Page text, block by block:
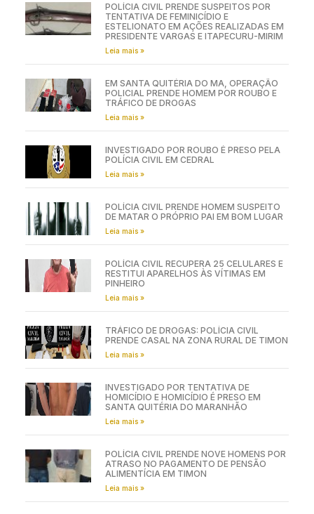
POLÍCIA CIVIL PRENDE SUSPEITOS POR
TENTATIVA DE FEMINICÍDIO E
ESTELIONATO EM AÇÕES REALIZADAS EM
PRESIDENTE VARGAS E ITAPECURU-MIRIM
Leia mais »
EM SANTA QUITÉRIA DO MA, OPERAÇÃO
POLICIAL PRENDE HOMEM POR ROUBO E
TRÁFICO DE DROGAS
Leia mais »
INVESTIGADO POR ROUBO É PRESO PELA
POLÍCIA CIVIL EM CEDRAL
Leia mais »
POLÍCIA CIVIL PRENDE HOMEM SUSPEITO
DE MATAR O PRÓPRIO PAI EM BOM LUGAR
Leia mais »
POLÍCIA CIVIL RECUPERA 25 CELULARES E
RESTITUI APARELHOS ÀS VÍTIMAS EM
PINHEIRO
Leia mais »
TRÁFICO DE DROGAS: POLÍCIA CIVIL
PRENDE CASAL NA ZONA RURAL DE TIMON
Leia mais »
INVESTIGADO POR TENTATIVA DE
HOMICÍDIO E HOMICÍDIO É PRESO EM
SANTA QUITÉRIA DO MARANHÃO
Leia mais »
POLÍCIA CIVIL PRENDE NOVE HOMENS POR
ATRASO NO PAGAMENTO DE PENSÃO
ALIMENTÍCIA EM TIMON
Leia mais »